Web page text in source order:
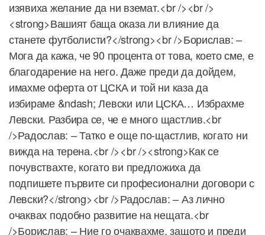
изявиха желание да ни вземат.<br /><br />
<strong>Вашият баща оказа ли влияние да
станете футболисти?</strong><br />Борислав: –
Мога да кажа, че 90 процента от това, което сме, е
благодарение на него. Даже преди да дойдем,
имахме оферта от ЦСКА и той ни каза да
избираме &ndash; Левски или ЦСКА… Избрахме
Левски. Разбира се, че е много щастлив.<br
/>Радослав: – Татко е още по-щастлив, когато ни
вижда на терена.<br /><br /><strong>Как се
почувствахте, когато ви предложиха да
подпишете първите си професионални договори с
Левски?</strong><br />Радослав: – Аз лично
очаквах подобно развитие на нещата.<br
/>Борислав: – Ние го очаквахме, защото и преди